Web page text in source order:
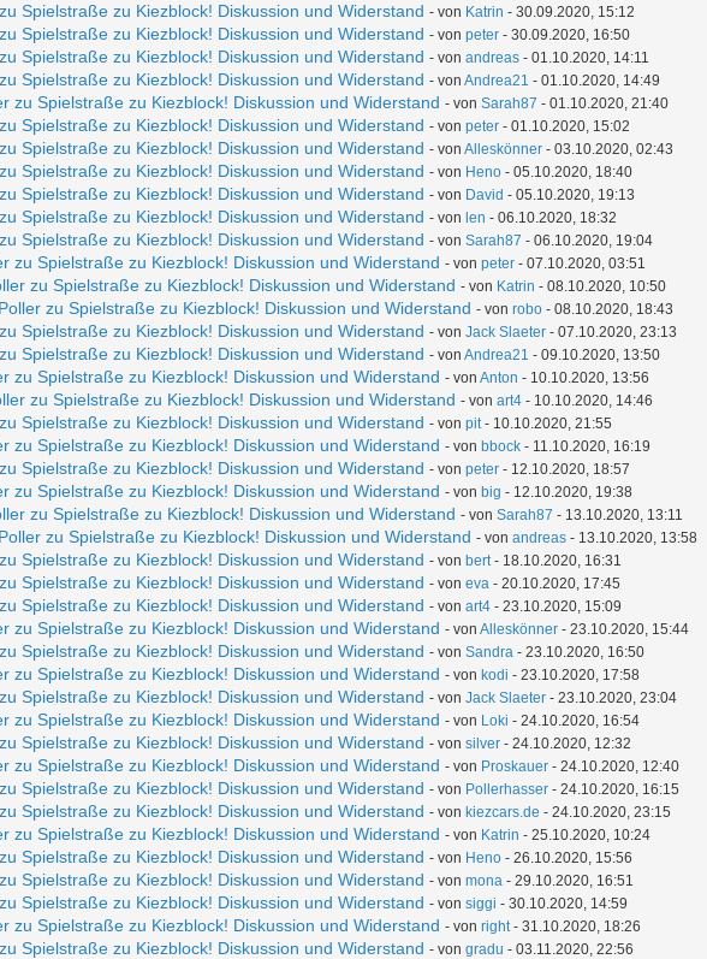
Spielstraße zu Kiezblock! Diskussion und Widerstand - von Katrin - 30.09.2020, 15:12
Spielstraße zu Kiezblock! Diskussion und Widerstand - von peter - 30.09.2020, 16:50
Spielstraße zu Kiezblock! Diskussion und Widerstand - von andreas - 01.10.2020, 14:11
Spielstraße zu Kiezblock! Diskussion und Widerstand - von Andrea21 - 01.10.2020, 14:49
zu Spielstraße zu Kiezblock! Diskussion und Widerstand - von Sarah87 - 01.10.2020, 21:40
Spielstraße zu Kiezblock! Diskussion und Widerstand - von peter - 01.10.2020, 15:02
Spielstraße zu Kiezblock! Diskussion und Widerstand - von Alleskönner - 03.10.2020, 02:43
Spielstraße zu Kiezblock! Diskussion und Widerstand - von Heno - 05.10.2020, 18:40
Spielstraße zu Kiezblock! Diskussion und Widerstand - von David - 05.10.2020, 19:13
Spielstraße zu Kiezblock! Diskussion und Widerstand - von len - 06.10.2020, 18:32
Spielstraße zu Kiezblock! Diskussion und Widerstand - von Sarah87 - 06.10.2020, 19:04
zu Spielstraße zu Kiezblock! Diskussion und Widerstand - von peter - 07.10.2020, 03:51
zu Spielstraße zu Kiezblock! Diskussion und Widerstand - von Katrin - 08.10.2020, 10:50
zu Spielstraße zu Kiezblock! Diskussion und Widerstand - von robo - 08.10.2020, 18:43
Spielstraße zu Kiezblock! Diskussion und Widerstand - von Jack Slaeter - 07.10.2020, 23:13
Spielstraße zu Kiezblock! Diskussion und Widerstand - von Andrea21 - 09.10.2020, 13:50
zu Spielstraße zu Kiezblock! Diskussion und Widerstand - von Anton - 10.10.2020, 13:56
zu Spielstraße zu Kiezblock! Diskussion und Widerstand - von art4 - 10.10.2020, 14:46
Spielstraße zu Kiezblock! Diskussion und Widerstand - von pit- 10.10.2020, 21:55
zu Spielstraße zu Kiezblock! Diskussion und Widerstand - von bbock - 11.10.2020, 16:19
Spielstraße zu Kiezblock! Diskussion und Widerstand - von peter - 12.10.2020, 18:57
zu Spielstraße zu Kiezblock! Diskussion und Widerstand - von big - 12.10.2020, 19:38
zu Spielstraße zu Kiezblock! Diskussion und Widerstand - von Sarah87 - 13.10.2020, 13:11
zu Spielstraße zu Kiezblock! Diskussion und Widerstand - von andreas - 13.10.2020, 13:58
Spielstraße zu Kiezblock! Diskussion und Widerstand - von bert- 18.10.2020, 16:31
Spielstraße zu Kiezblock! Diskussion und Widerstand - von eva - 20.10.2020, 17:45
Spielstraße zu Kiezblock! Diskussion und Widerstand - von art4 - 23.10.2020, 15:09
zu Spielstraße zu Kiezblock! Diskussion und Widerstand - von Alleskönner - 23.10.2020, 15:44
Spielstraße zu Kiezblock! Diskussion und Widerstand - von Sandra - 23.10.2020, 16:50
zu Spielstraße zu Kiezblock! Diskussion und Widerstand - von kodi - 23.10.2020, 17:58
Spielstraße zu Kiezblock! Diskussion und Widerstand - von Jack Slaeter - 23.10.2020, 23:04
zu Spielstraße zu Kiezblock! Diskussion und Widerstand - von Loki - 24.10.2020, 16:54
Spielstraße zu Kiezblock! Diskussion und Widerstand - von silver - 24.10.2020, 12:32
zu Spielstraße zu Kiezblock! Diskussion und Widerstand - von Proskauer - 24.10.2020, 12:40
Spielstraße zu Kiezblock! Diskussion und Widerstand - von Pollerhasser - 24.10.2020, 16:15
Spielstraße zu Kiezblock! Diskussion und Widerstand - von kiezcars.de - 24.10.2020, 23:15
zu Spielstraße zu Kiezblock! Diskussion und Widerstand - von Katrin - 25.10.2020, 10:24
Spielstraße zu Kiezblock! Diskussion und Widerstand - von Heno - 26.10.2020, 15:56
Spielstraße zu Kiezblock! Diskussion und Widerstand - von mona - 29.10.2020, 16:51
Spielstraße zu Kiezblock! Diskussion und Widerstand - von siggi - 30.10.2020, 14:59
zu Spielstraße zu Kiezblock! Diskussion und Widerstand - von right- 31.10.2020, 18:26
Spielstraße zu Kiezblock! Diskussion und Widerstand - von gradu - 03.11.2020, 22:56